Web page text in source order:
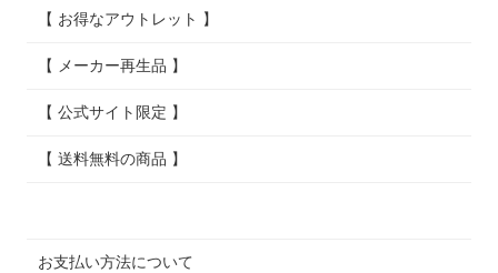
【 お得なアウトレット 】
【 メーカー再生品 】
【 公式サイト限定 】
【 送料無料の商品 】
お支払い方法について